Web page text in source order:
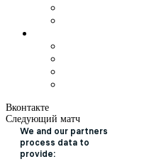
Вконтакте
Следующий матч